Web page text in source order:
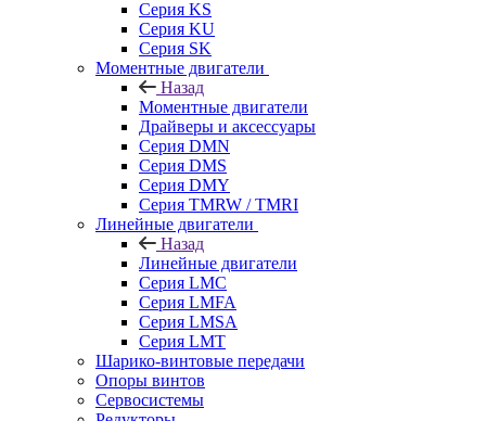
Серия KS
Серия KU
Серия SK
Моментные двигатели
Назад
Моментные двигатели
Драйверы и аксессуары
Серия DMN
Серия DMS
Серия DMY
Серия TMRW / TMRI
Линейные двигатели
Назад
Линейные двигатели
Серия LMC
Серия LMFA
Серия LMSA
Серия LMT
Шарико-винтовые передачи
Опоры винтов
Сервосистемы